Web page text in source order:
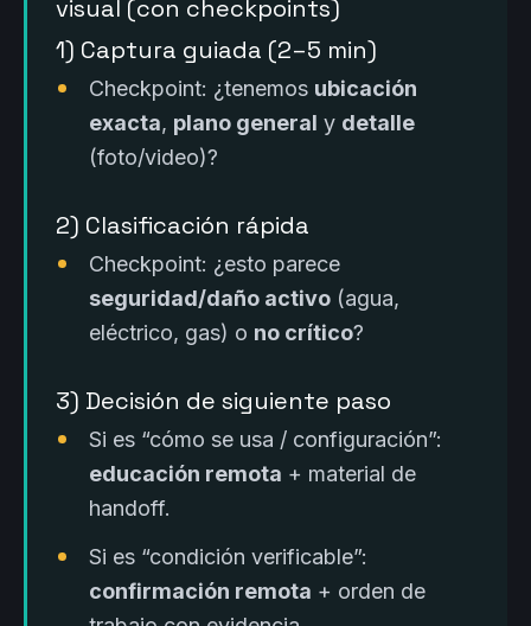
visual (con checkpoints)
1) Captura guiada (2–5 min)
Checkpoint: ¿tenemos ubicación
exacta, plano general y detalle
(foto/video)?
2) Clasificación rápida
Checkpoint: ¿esto parece
seguridad/daño activo (agua,
eléctrico, gas) o no crítico?
3) Decisión de siguiente paso
Si es “cómo se usa / configuración”:
educación remota + material de
handoff.
Si es “condición verificable”:
confirmación remota + orden de